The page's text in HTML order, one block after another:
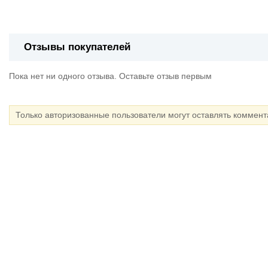
Отзывы покупателей
Пока нет ни одного отзыва. Оставьте отзыв первым
Только авторизованные пользователи могут оставлять